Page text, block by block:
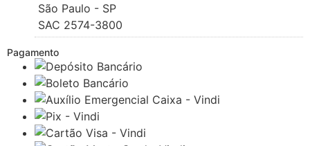
São Paulo - SP
SAC 2574-3800
Pagamento